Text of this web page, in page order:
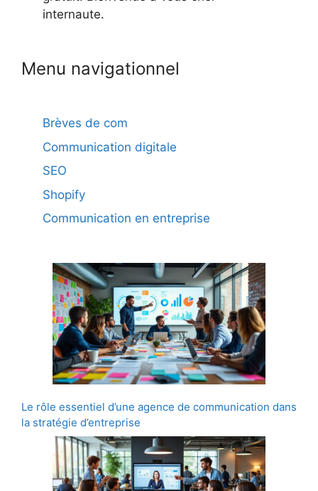
internaute.
Menu navigationnel
Brèves de com
Communication digitale
SEO
Shopify
Communication en entreprise
Le rôle essentiel d’une agence de communication dans
la stratégie d’entreprise